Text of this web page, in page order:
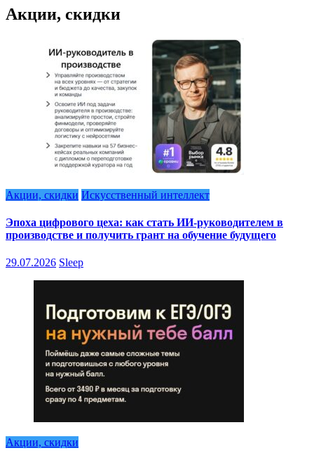
Акции, скидки
Акции, скидки Искусственный интеллект
Эпоха цифрового цеха: как стать ИИ-руководителем в
производстве и получить грант на обучение будущего
29.07.2026 Sleep
Акции, скидки